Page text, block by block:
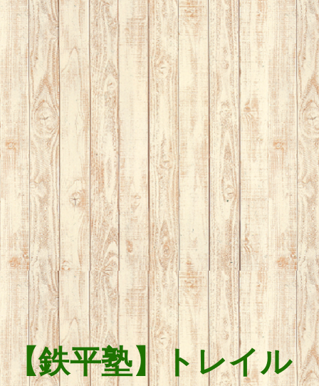
【鉄平塾】トレイル